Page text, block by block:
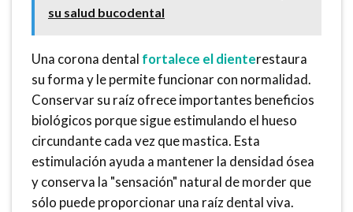
su salud bucodental
Una corona dental fortalece el dienterestaura
su forma y le permite funcionar con normalidad.
Conservar su raíz ofrece importantes beneficios
biológicos porque sigue estimulando el hueso
circundante cada vez que mastica. Esta
estimulación ayuda a mantener la densidad ósea
y conserva la "sensación" natural de morder que
sólo puede proporcionar una raíz dental viva.